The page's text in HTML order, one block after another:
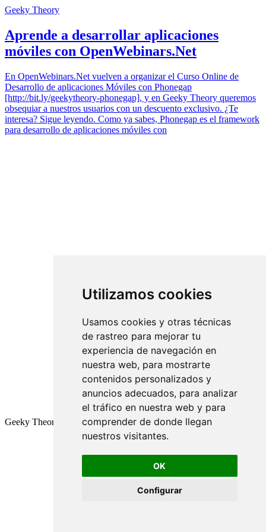
Utilizamos cookies
Usamos cookies y otras técnicas
de rastreo para mejorar tu
experiencia de navegación en
nuestra web, para mostrarte
contenidos personalizados y
anuncios adecuados, para analizar
el tráfico en nuestra web y para
comprender de donde llegan
nuestros visitantes.
OK
Configurar
Geeky Theory
Aprende a desarrollar aplicaciones
móviles con OpenWebinars.Net
En OpenWebinars.Net vuelven a organizar el Curso Online de
Desarrollo de aplicaciones Móviles con Phonegap
[http://bit.ly/geekytheory-phonegap], y en Geeky Theory queremos
obsequiar a nuestros usuarios con un descuento exclusivo. ¿Te
interesa? Sigue leyendo. Como ya sabes, Phonegap es el framework
para desarrollo de aplicaciones móviles con
Geeky Theory © 2026